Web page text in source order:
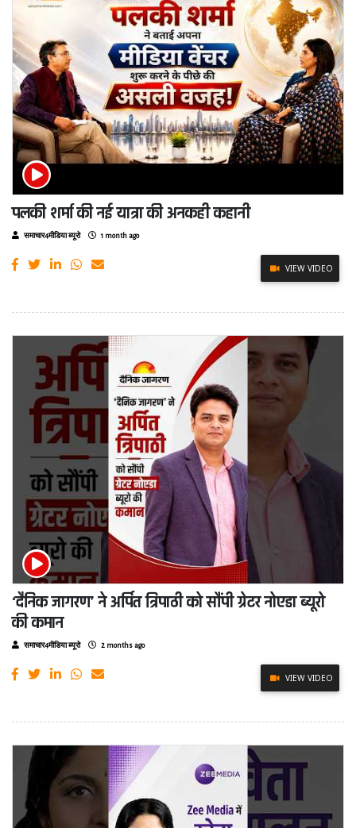
पलकी शर्मा की नई यात्रा की अनकही कहानी
समाचार4मीडिया ब्यूरो 1 month ago
VIEW VIDEO
‘दैनिक जागरण’ ने अर्पित त्रिपाठी को सौंपी ग्रेटर नोएडा ब्यूरो
की कमान
समाचार4मीडिया ब्यूरो 2 months ago
VIEW VIDEO